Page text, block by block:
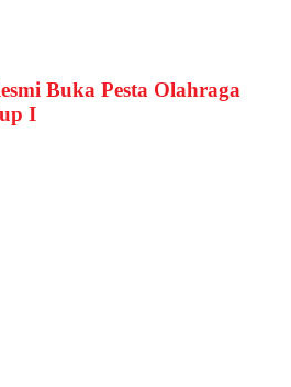
Buka Pesta Olahraga
I